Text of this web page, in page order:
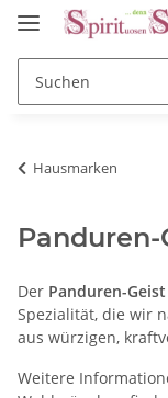
Hausmarken
Panduren-
Der Panduren-Geist
Spezialität, die wir
aus würzigen,
Weitere